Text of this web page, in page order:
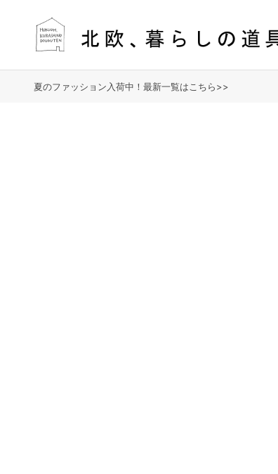
夏のファッション入荷中！最新一覧はこちら>>